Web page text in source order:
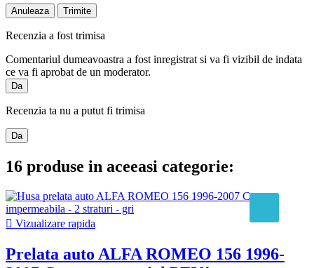
Anuleaza Trimite
Recenzia a fost trimisa
Comentariul dumeavoastra a fost inregistrat si va fi vizibil de indata
ce va fi aprobat de un moderator.
Da
Recenzia ta nu a putut fi trimisa
Da
16 produse in aceeasi categorie:
 Vizualizare rapida
Prelata auto ALFA ROMEO 156 1996-